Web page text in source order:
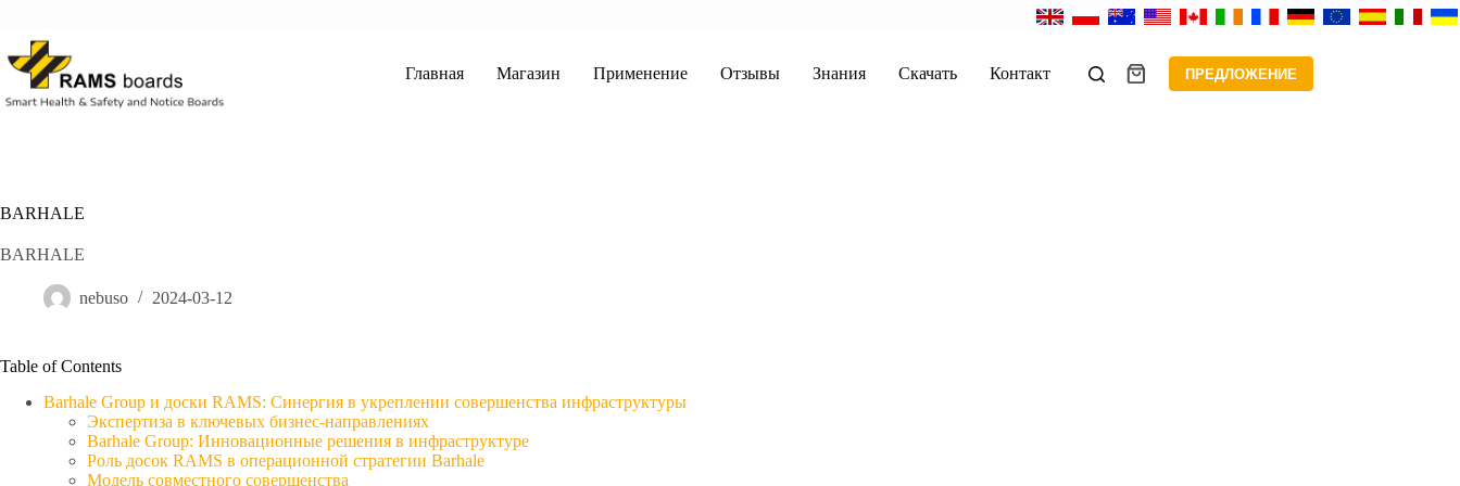
сути
Главная
Магазин Применение Отзывы Знания Скачать Контакт КорзинаПРЕДЛОЖЕНИЕ
BARHALE
BARHALE
nebuso 2024-03-12
Table of Contents
Barhale Group и доски RAMS: Синергия в укреплении совершенства инфраструктуры
Экспертиза в ключевых бизнес-направлениях
Barhale Group: Инновационные решения в инфраструктуре
Роль досок RAMS в операционной стратегии Barhale
Модель совместного совершенства